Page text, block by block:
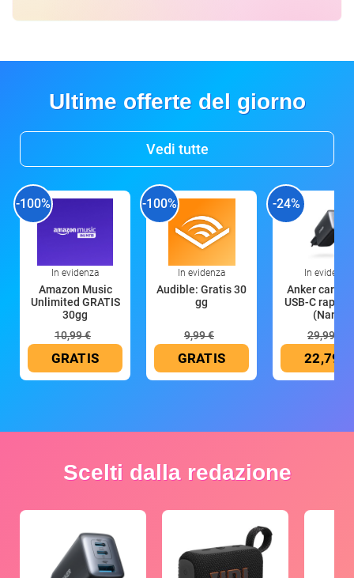
Ultime offerte del giorno
Vedi tutte
-100%
In evidenza
Amazon Music
Unlimited GRATIS
30gg
10,99 €
GRATIS
-100%
In evidenza
Audible: Gratis 30
gg
9,99 €
GRATIS
-24%
In evidenza
Anker
USB-C rapido
(Nano
29,99 €
22,79 €
Scelti dalla redazione